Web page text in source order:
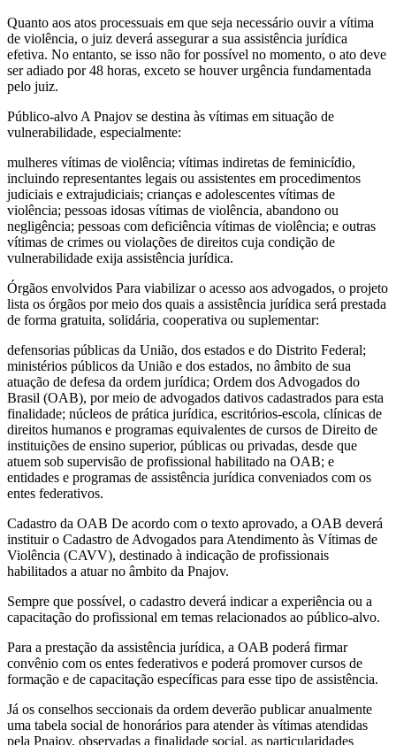
Quanto aos atos processuais em que seja necessário ouvir a vítima
de violência, o juiz deverá assegurar a sua assistência jurídica
efetiva. No entanto, se isso não for possível no momento, o ato deve
ser adiado por 48 horas, exceto se houver urgência fundamentada
pelo juiz.
Público-alvo A Pnajov se destina às vítimas em situação de
vulnerabilidade, especialmente:
mulheres vítimas de violência; vítimas indiretas de feminicídio,
incluindo representantes legais ou assistentes em procedimentos
judiciais e extrajudiciais; crianças e adolescentes vítimas de
violência; pessoas idosas vítimas de violência, abandono ou
negligência; pessoas com deficiência vítimas de violência; e outras
vítimas de crimes ou violações de direitos cuja condição de
vulnerabilidade exija assistência jurídica.
Órgãos envolvidos Para viabilizar o acesso aos advogados, o projeto
lista os órgãos por meio dos quais a assistência jurídica será prestada
de forma gratuita, solidária, cooperativa ou suplementar:
defensorias públicas da União, dos estados e do Distrito Federal;
ministérios públicos da União e dos estados, no âmbito de sua
atuação de defesa da ordem jurídica; Ordem dos Advogados do
Brasil (OAB), por meio de advogados dativos cadastrados para esta
finalidade; núcleos de prática jurídica, escritórios-escola, clínicas de
direitos humanos e programas equivalentes de cursos de Direito de
instituições de ensino superior, públicas ou privadas, desde que
atuem sob supervisão de profissional habilitado na OAB; e
entidades e programas de assistência jurídica conveniados com os
entes federativos.
Cadastro da OAB De acordo com o texto aprovado, a OAB deverá
instituir o Cadastro de Advogados para Atendimento às Vítimas de
Violência (CAVV), destinado à indicação de profissionais
habilitados a atuar no âmbito da Pnajov.
Sempre que possível, o cadastro deverá indicar a experiência ou a
capacitação do profissional em temas relacionados ao público-alvo.
Para a prestação da assistência jurídica, a OAB poderá firmar
convênio com os entes federativos e poderá promover cursos de
formação e de capacitação específicas para esse tipo de assistência.
Já os conselhos seccionais da ordem deverão publicar anualmente
uma tabela social de honorários para atender às vítimas atendidas
pela Pnajov, observadas a finalidade social, as particularidades